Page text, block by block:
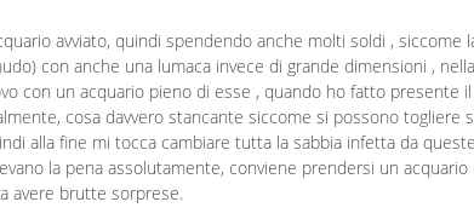
avviato, quindi spendendo anche molti soldi , siccome
con anche una lumaca invece di grande dimensioni , nella
con un acquario pieno di esse , quando ho fatto presente il
cosa davvero stancante siccome si possono togliere
alla fine mi tocca cambiare tutta la sabbia infetta da queste
la pena assolutamente, conviene prendersi un acquario
avere brutte sorprese.